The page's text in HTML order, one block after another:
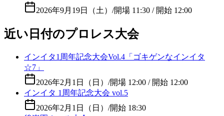
2026年9月19日（土） /開場 11:30 / 開始 12:00
近い日付のプロレス大会
インイタ1周年記念大会Vol.4「ゴキゲンなインイタ
☆7」
2026年2月1日（日） /開場 12:00 / 開始 12:00
インイタ 1周年記念大会 vol.5
2026年2月1日（日） /開始 18:30